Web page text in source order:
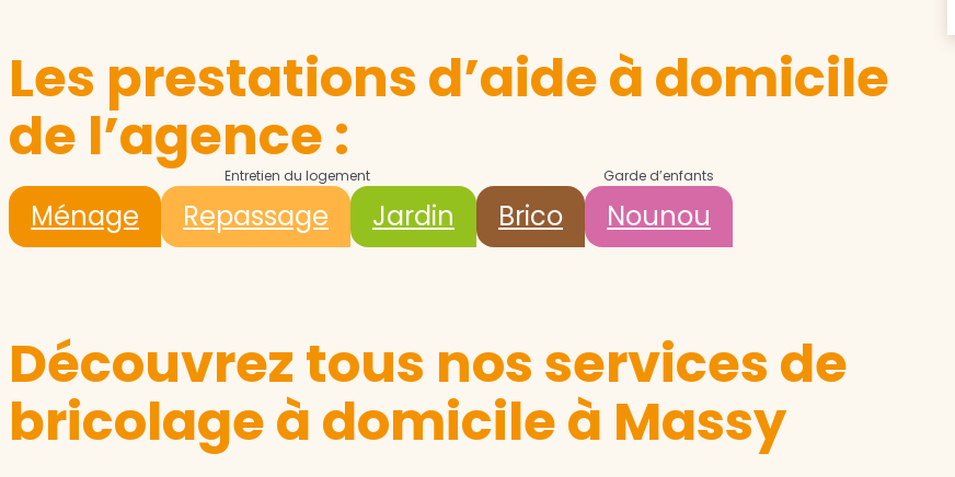
Les prestations d’aide à domicile
de l’agence :
Entretien du logement
Ménage Repassage Jardin Brico
Garde d’enfants
Nounou
Découvrez tous nos services de
bricolage à domicile à Massy